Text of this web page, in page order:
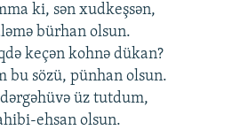
ki, sən xudkeşsən,
bürhan olsun.
keçən kohnə dükan?
bu sözü, pünhan olsun.
üz tutdum,
ehsan olsun.